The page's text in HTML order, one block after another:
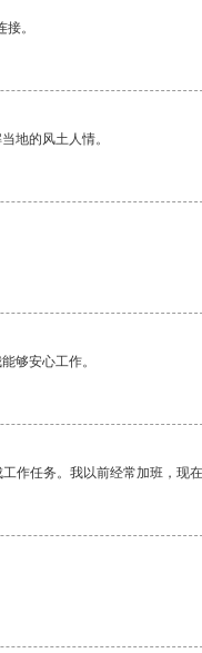
。
地的风土人情。
够安心工作。
作任务。我以前经常加班，现